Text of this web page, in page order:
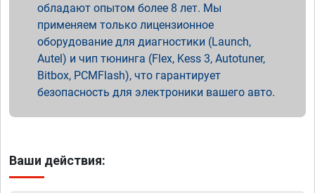
обладают опытом более 8 лет. Мы
применяем только лицензионное
оборудование для диагностики (Launch,
Autel) и чип тюнинга (Flex, Kess 3, Autotuner,
Bitbox, PCMFlash), что гарантирует
безопасность для электроники вашего авто.
Ваши действия: